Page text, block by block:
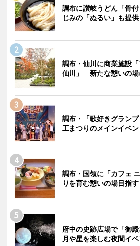
調布に讃岐うどん「骨
じみの「ぬるい」も提供
調布・仙川に商業施設
仙川」 新たな憩いの場
調布・「歌好きグラン
工まつりのメインイベン
調布・国領に「カフェ
りを育む憩いの場目指す
府中の史跡広場で「御
月や星を楽しむ夜間イベ